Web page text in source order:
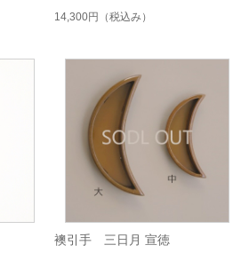
14,300円 （税込み）
襖引手 三日月 宣徳